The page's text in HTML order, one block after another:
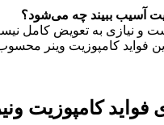
آسیب ببیند چه می‌شود؟
و نیازی به تعویض کامل
فواید کامپوزیت وینر
فواید کامپوزیت